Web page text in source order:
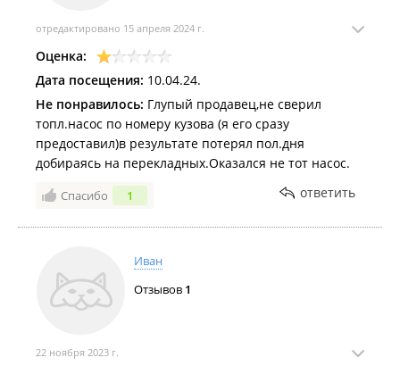
отредактировано 15 апреля 2024 г.
Оценка:
Дата посещения: 10.04.24.
Не понравилось: Глупый продавец,не сверил
топл.насос по номеру кузова (я его сразу
предоставил)в результате потерял пол.дня
добираясь на перекладных.Оказался не тот насос.
Спасибо 1 ответить
Иван
Отзывов 1
22 ноября 2023 г.